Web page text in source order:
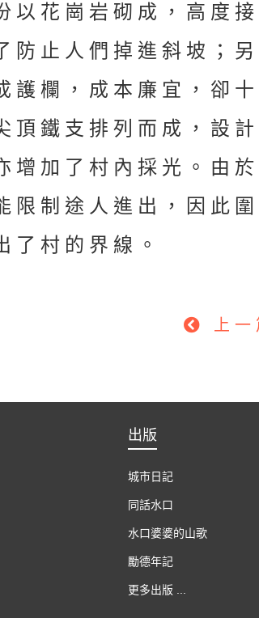
以花崗岩砌成，高度
防止人們掉進斜坡；
護欄，成本廉宜，卻
頂鐵支排列而成，設計
增加了村內採光。由
限制途人進出，因此
了村的界線。
上
出版
城市日記
同話水口
水口婆婆的山歌
勵德年記
更多出版 ...